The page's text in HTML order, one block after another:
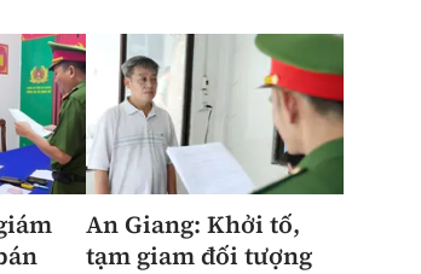
An Giang: Khởi tố,
tạm giam đối tượng